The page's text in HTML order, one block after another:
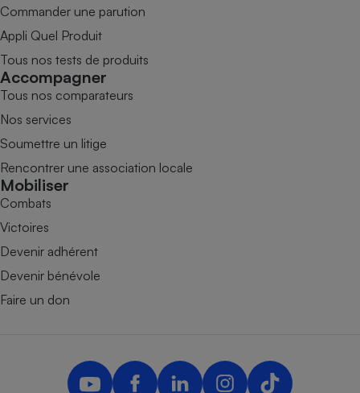
Commander une parution
Appli Quel Produit
Tous nos tests de produits
Accompagner
Tous nos comparateurs
Nos services
Soumettre un litige
Rencontrer une association locale
Mobiliser
Combats
Victoires
Devenir adhérent
Devenir bénévole
Faire un don